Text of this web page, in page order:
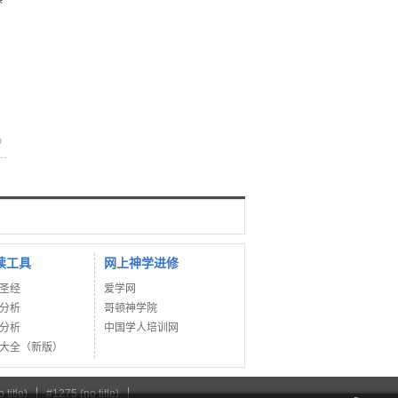
工具
经
析
析
全（新版）
网上神学进修
爱学网
哥顿神学院
中国学人培训网
title) #1275 (no title)